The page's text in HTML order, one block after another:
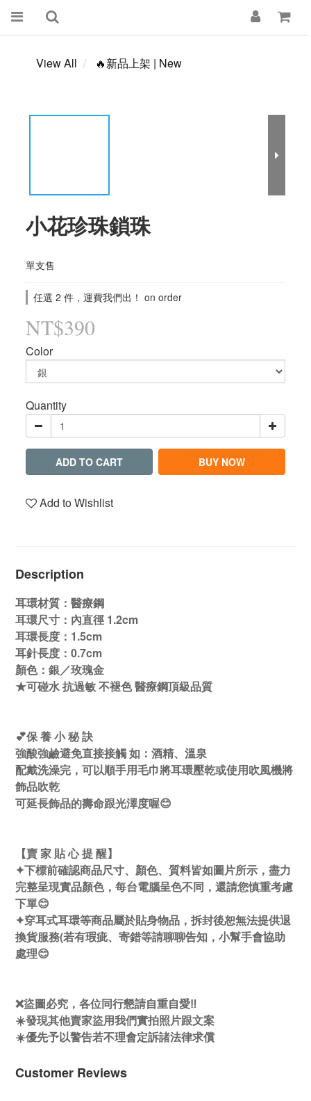
View All 🔥新品上架 | New
小花珍珠鎖珠
單支售
任選 2 件，運費我們出！ on order
NT$390
Color
Quantity
ADD TO CART BUY NOW
Add to Wishlist
Description
耳環材質：醫療鋼
耳環尺寸：內直徑 1.2cm
耳環長度：1.5cm
耳針長度：0.7cm
顏色：銀／玫瑰金
★可碰水 抗過敏 不褪色 醫療鋼頂級品質
💕保 養 小 秘 訣
強酸強鹼避免直接接觸 如：酒精、溫泉
配戴洗澡完，可以順手用毛巾將耳環壓乾或使用吹風機將
飾品吹乾
可延長飾品的壽命跟光澤度喔😊
【賣 家 貼 心 提 醒】
✦下標前確認商品尺寸、顏色、質料皆如圖片所示，盡力
完整呈現實品顏色，每台電腦呈色不同，還請您慎重考慮
下單😊
✦穿耳式耳環等商品屬於貼身物品，拆封後恕無法提供退
換貨服務(若有瑕疵、寄錯等請聊聊告知，小幫手會協助
處理😊
❌盜圖必究，各位同行懇請自重自愛‼️
☀️發現其他賣家盜用我們實拍照片跟文案
☀️優先予以警告若不理會定訴諸法律求償
Customer Reviews